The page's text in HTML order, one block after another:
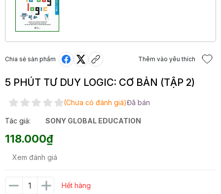
Chia sẻ sản phẩm Thêm vào yêu thích
5 PHÚT TƯ DUY LOGIC: CƠ BẢN (TẬP 2)
(Chưa có đánh giá)Đã bán
Tác giả: SONY GLOBAL EDUCATION
118.000₫
Xem đánh giá
Hết hàng